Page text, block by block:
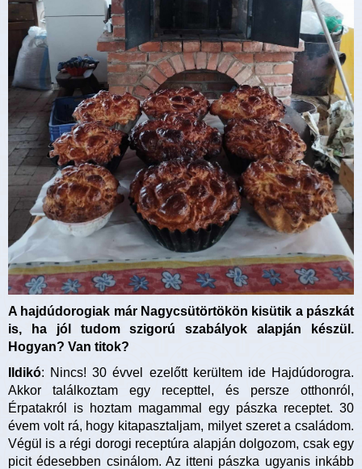
A hajdúdorogiak már Nagycsütörtökön kisütik a pászkát
is, ha jól tudom szigorú szabályok alapján készül.
Hogyan? Van titok?
Ildikó: Nincs! 30 évvel ezelőtt kerültem ide Hajdúdorogra.
Akkor találkoztam egy recepttel, és persze otthonról,
Érpatakról is hoztam magammal egy pászka receptet. 30
évem volt rá, hogy kitapasztaljam, milyet szeret a családom.
Végül is a régi dorogi receptúra alapján dolgozom, csak egy
picit édesebben csinálom. Az itteni pászka ugyanis inkább